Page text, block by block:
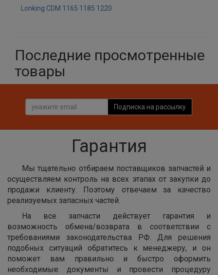
Lonking CDM 1165 1185 1220
Последние просмотренные
товары
Подписка на рассылку
Гарантия
Мы тщательно отбираем поставщиков запчастей и
осуществляем контроль на всех этапах от закупки до
продажи клиенту. Поэтому отвечаем за качество
реализуемых запасных частей.
На все запчасти действует гарантия и
возможность обмена/возврата в соответствии с
требованиями законодательства РФ. Для решения
подобных ситуаций обратитесь к менеджеру, и он
поможет вам правильно и быстро оформить
необходимые документы и провести процедуру